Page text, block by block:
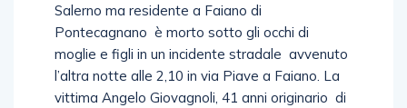
Salerno ma residente a Faiano di
Pontecagnano è morto sotto gli occhi di
moglie e figli in un incidente stradale avvenuto
l’altra notte alle 2,10 in via Piave a Faiano. La
vittima Angelo Giovagnoli, 41 anni originario di